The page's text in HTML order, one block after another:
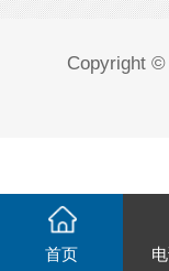
Copyright ©
首页